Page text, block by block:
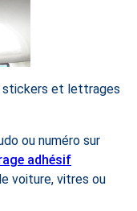
stickers et lettrages
ou numéro sur
adhésif
voiture, vitres ou